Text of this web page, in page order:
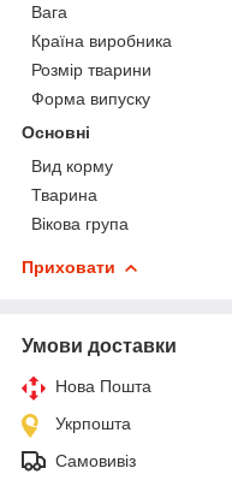
Вага
Країна виробника
Розмір тварини
Форма випуску
Основні
Вид корму
Тварина
Вікова група
Приховати
Умови доставки
Нова Пошта
Укрпошта
Самовивіз